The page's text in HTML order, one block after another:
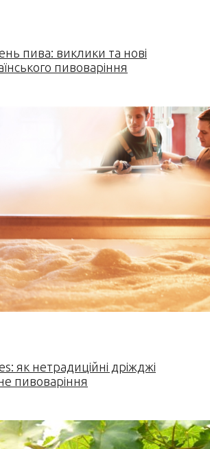
пива: виклики та нові
пивоваріння
як нетрадиційні дріжджі
пивоваріння